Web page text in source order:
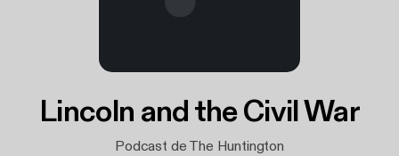
Lincoln and the Civil War
Podcast de The Huntington